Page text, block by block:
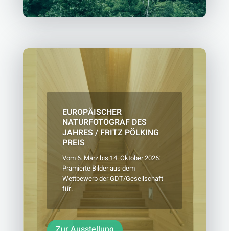
EUROPÄISCHER
NATURFOTOGRAF DES
JAHRES / FRITZ PÖLKING
PREIS
Vom 6. März bis 14. Oktober 2026:
Prämierte Bilder aus dem
Wettbewerb der GDT/Gesellschaft
für...